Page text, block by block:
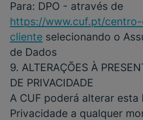
Para: DPO - através de
https://www.cuf.pt/
cliente selecionando o
de Dados
9. ALTERAÇÕES À
DE PRIVACIDADE
A CUF poderá alterar esta
Privacidade a qualquer